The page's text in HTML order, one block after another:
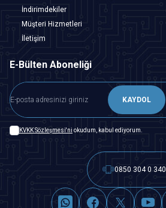
İndirimdekiler
Müşteri Hizmetleri
İletişim
E-Bülten Aboneliği
KAYDOL
KVKK Sözleşmesi'ni okudum, kabul ediyorum.
0850 304 0 340